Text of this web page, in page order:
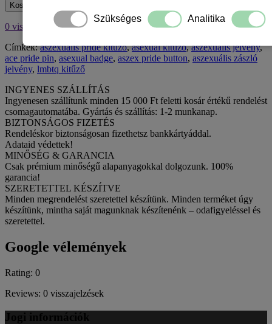
Kosárba
0 visszajelzések/Visszajelzés írás
Címkék:aszexuális pride kitűző,asexual kitűző,aszexuális jelvény,
ace pride pin, asexual badge, aszex pride button, aszexuális zászló
jelvény, lmbtq kitűző
INGYENES SZÁLLÍTÁS
Ingyenesen szállítunk minden 15 000 Ft feletti kosár értékű rendelést
csomagautomatába. Gyártás és szállítás: 1-2 munkanap.
BIZTONSÁGOS FIZETÉS
Rendeléskor biztonságosan fizethetsz bankkártyáddal.
Adataid védettek!
MINŐSÉG & GARANCIA
Csak prémium minőségű alapanyagokkal dolgozunk. 100%
garancia!
SZERETETTEL KÉSZÍTVE
Minden megrendelést szeretettel készítünk. Minden terméket úgy
készítünk, mintha saját magunknak készítenénk – odafigyeléssel és
szeretettel.
Google vélemények
Rating: 0
Reviews: 0 visszajelzések
Jogi információk
Szükséges Analitika